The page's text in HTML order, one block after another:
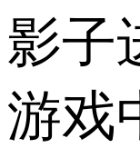
影子
游戏